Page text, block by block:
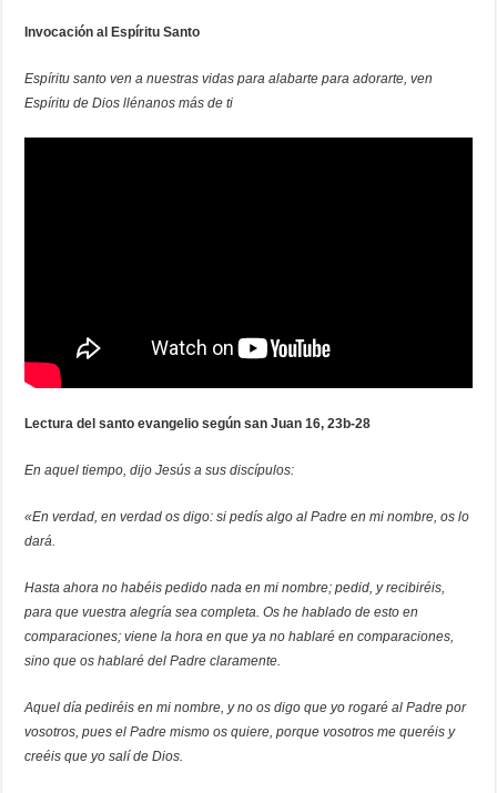
Invocación al Espíritu Santo
Espíritu santo ven a nuestras vidas para alabarte para adorarte, ven
Espíritu de Dios llénanos más de ti
Lectura del santo evangelio según san Juan 16, 23b-28
En aquel tiempo, dijo Jesús a sus discípulos:
«En verdad, en verdad os digo: si pedís algo al Padre en mi nombre, os lo
dará.
Hasta ahora no habéis pedido nada en mi nombre; pedid, y recibiréis,
para que vuestra alegría sea completa. Os he hablado de esto en
comparaciones; viene la hora en que ya no hablaré en comparaciones,
sino que os hablaré del Padre claramente.
Aquel día pediréis en mi nombre, y no os digo que yo rogaré al Padre por
vosotros, pues el Padre mismo os quiere, porque vosotros me queréis y
creéis que yo salí de Dios.